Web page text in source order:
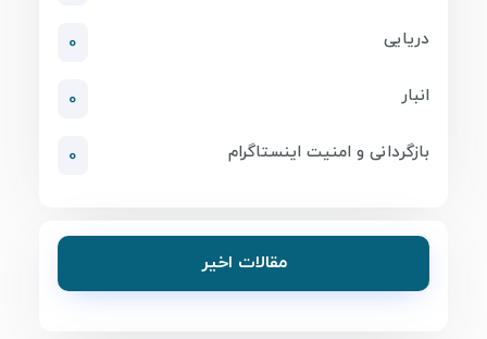
دریایی 0
انبار 0
بازگردانی و امنیت اینستاگرام 0
مقالات اخیر